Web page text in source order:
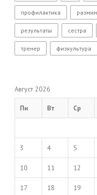
профилактика
результаты сестра
тренер физкультура
Август 2026
Пн Вт Ср
3 4 5
10 11 12
17 18 19